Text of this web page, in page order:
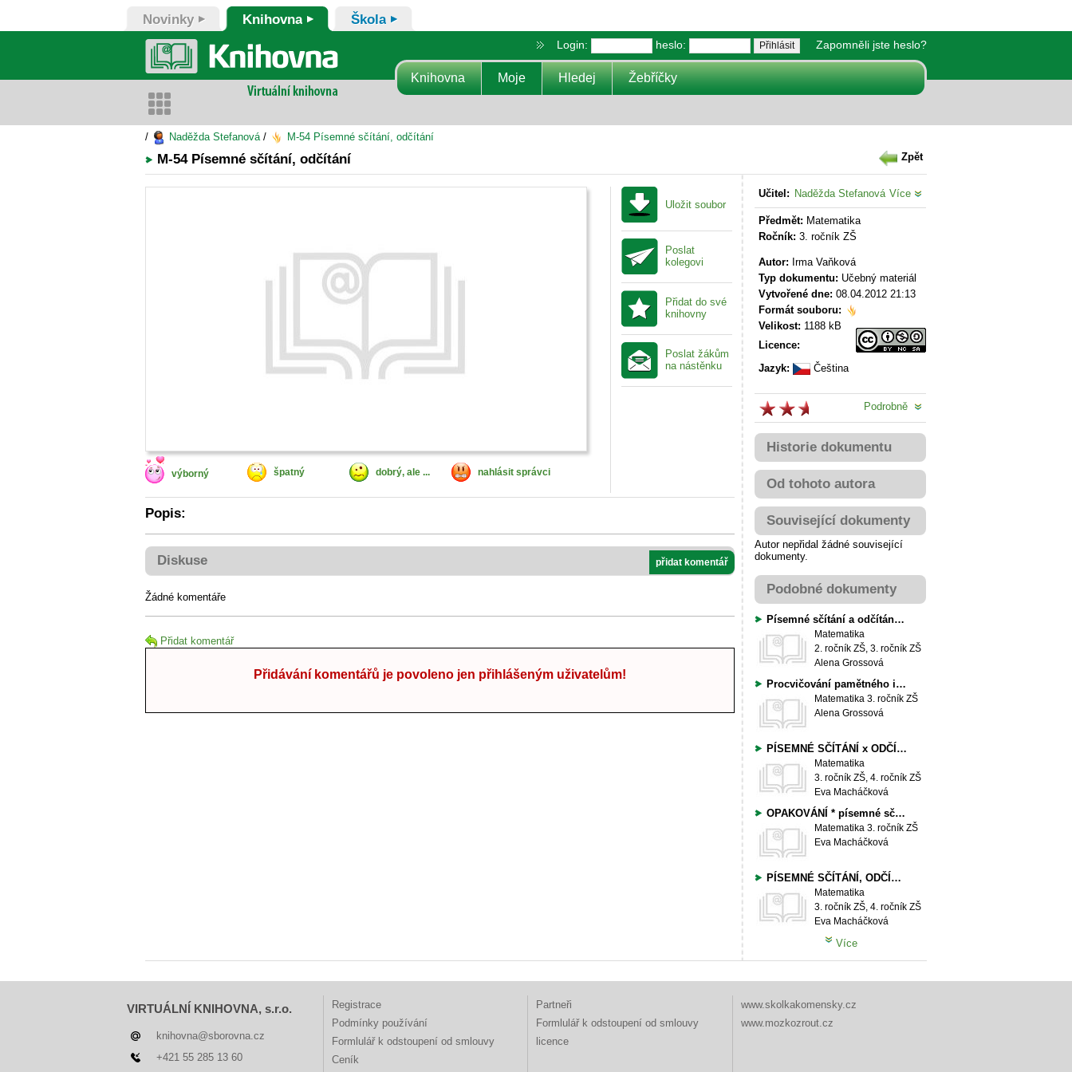
Novinky Knihovna Škola
Login: heslo: Zapomněli jste heslo?
Knihovna Moje Hledej Žebříčky
/ Naděžda Stefanová/ M-54 Písemné sčítání, odčítání
M-54 Písemné sčítání, odčítání Zpět
výborný špatný dobrý, ale ... nahlásit správci
Uložit soubor
Poslat
kolegovi
Přidat do své
knihovny
Poslat žákům
na nástěnku
Popis:
Diskuse přidat komentář
Žádné komentáře
Přidat komentář
Přidávání komentářů je povoleno jen přihlášeným uživatelům!
Učitel: Naděžda Stefanová Více
Předmět: Matematika
Ročník: 3. ročník ZŠ
Autor: Irma Vaňková
Typ dokumentu: Učebný materiál
Vytvořené dne: 08.04.2012 21:13
Formát souboru:
Velikost: 1188 kB
Licence:
Jazyk:
Čeština
Podrobně
Historie dokumentu
Od tohoto autora
Související dokumenty
Autor nepřidal žádné související
dokumenty.
Podobné dokumenty
Písemné sčítání a odčítání v oboru do 100
Matematika
2. ročník ZŠ, 3. ročník ZŠ
Alena Grossová
Procvičování pamětného i písemného sčítání a odčítání v oboru do 1000
Matematika 3. ročník ZŠ
Alena Grossová
PÍSEMNÉ SČÍTÁNÍ x ODČÍTÁNÍ obor do 1 000
Matematika
3. ročník ZŠ, 4. ročník ZŠ
Eva Macháčková
OPAKOVÁNÍ * písemné sčítání, odčítání, provnávání
Matematika 3. ročník ZŠ
Eva Macháčková
PÍSEMNÉ SČÍTÁNÍ, ODČÍTÁNÍ, NÁSOBENÍ * v oboru do 1 000
Matematika
3. ročník ZŠ, 4. ročník ZŠ
Eva Macháčková
Více
VIRTUÁLNÍ KNIHOVNA, s.r.o.
knihovna@sborovna.cz
+421 55 285 13 60
Registrace
Podmínky používání
Formlulář k odstoupení od smlouvy
Ceník
Partneři
Formlulář k odstoupení od smlouvy
licence
www.skolkakomensky.cz
www.mozkozrout.cz